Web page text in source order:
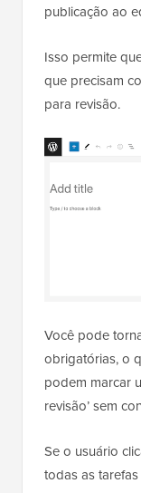
publicação ao
Isso permite
que precisam
para revisão.
Você pode
obrigatórias, o
podem marcar
revisão’ sem
Se o usuário
todas as tarefas